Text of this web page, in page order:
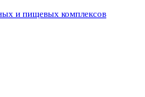
и пищевых комплексов